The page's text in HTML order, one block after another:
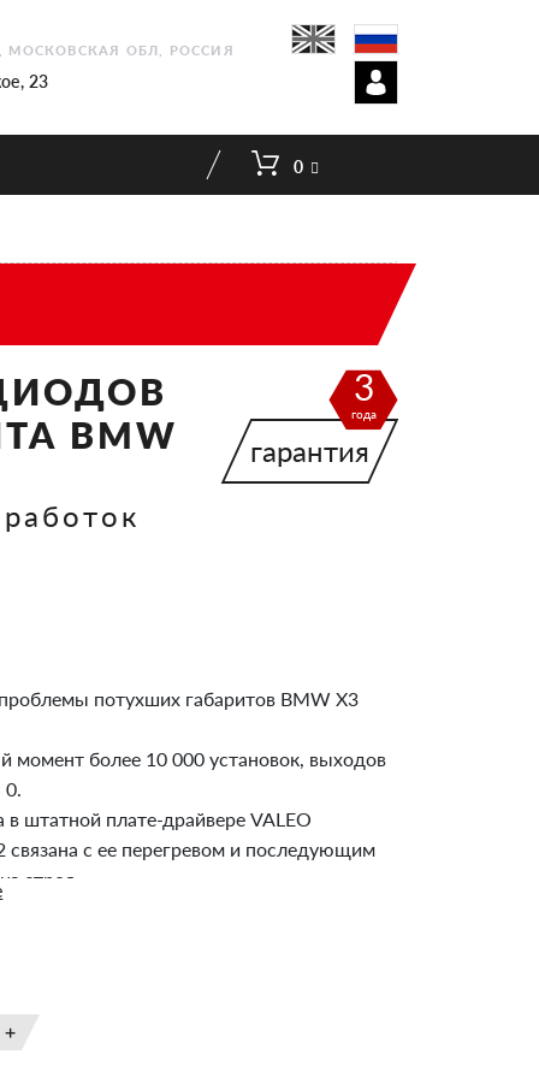
МОСКОВСКАЯ ОБЛ, РОССИЯ
23
0
BMW
гарантия
3
года
потухших габаритов BMW X3
момент более 10 000 установок, выходов
0.
штатной плате-драйвере VALEO
связана с ее перегревом и последующим
строя.
плат VALEO b003809.2 помогает, но не
В нем реализованы все необходимые
и защитные цепи (чего нет в платах